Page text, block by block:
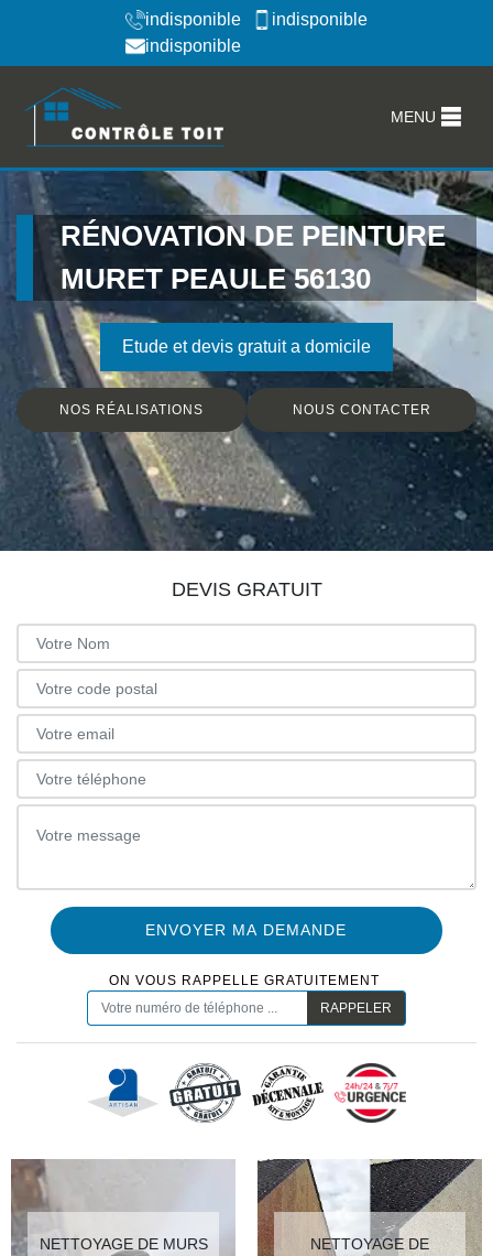
indisponible
indisponible
indisponible
MENU
RÉNOVATION DE PEINTURE
MURET PEAULE 56130
Etude et devis gratuit a domicile
NOS RÉALISATIONS NOUS CONTACTER
DEVIS GRATUIT
ON VOUS RAPPELLE GRATUITEMENT
NETTOYAGE DE MURS
NETTOYAGE DE